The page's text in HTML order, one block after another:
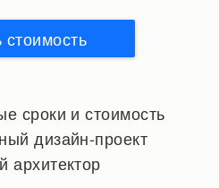
стоимость
сроки и стоимость
дизайн-проект
архитектор